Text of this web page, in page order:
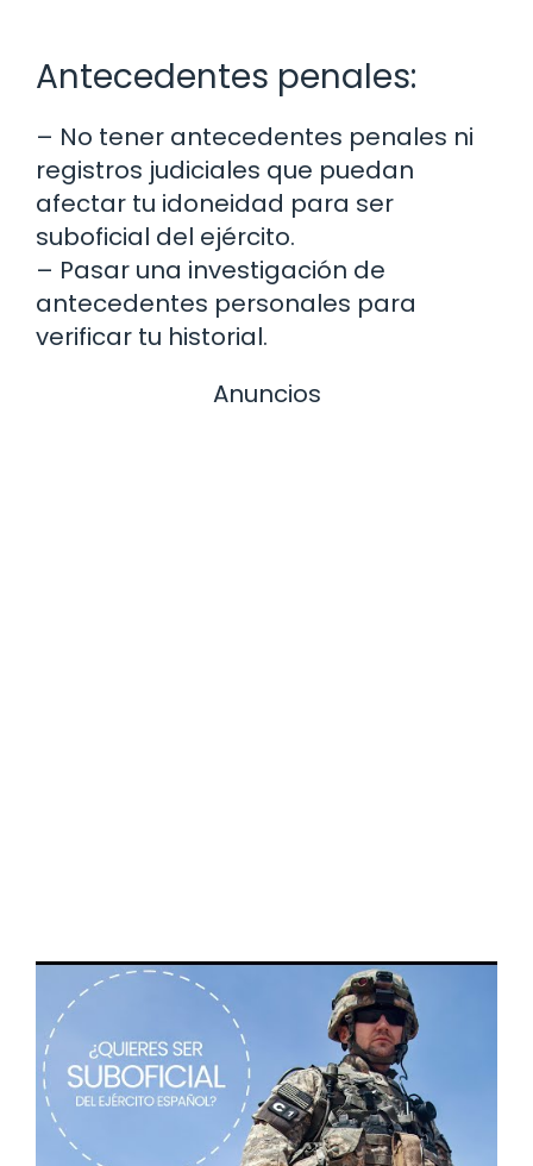
Antecedentes penales:
– No tener antecedentes penales ni
registros judiciales que puedan
afectar tu idoneidad para ser
suboficial del ejército.
– Pasar una investigación de
antecedentes personales para
verificar tu historial.
Anuncios